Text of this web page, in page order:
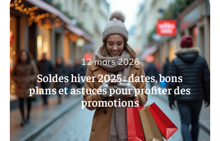
Soldes hiver 2025 : dates, bons
plans et astuces pour profiter des
promotions
12 mars 2026